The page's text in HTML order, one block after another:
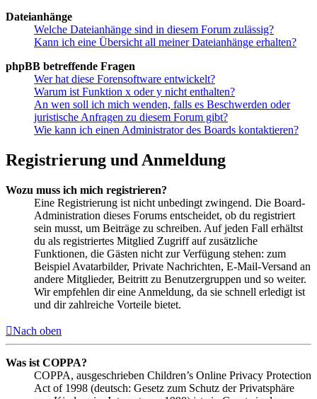
Dateianhänge
Welche Dateianhänge sind in diesem Forum zulässig?
Kann ich eine Übersicht all meiner Dateianhänge erhalten?
phpBB betreffende Fragen
Wer hat diese Forensoftware entwickelt?
Warum ist Funktion x oder y nicht enthalten?
An wen soll ich mich wenden, falls es Beschwerden oder
juristische Anfragen zu diesem Forum gibt?
Wie kann ich einen Administrator des Boards kontaktieren?
Registrierung und Anmeldung
Wozu muss ich mich registrieren?
Eine Registrierung ist nicht unbedingt zwingend. Die Board-
Administration dieses Forums entscheidet, ob du registriert
sein musst, um Beiträge zu schreiben. Auf jeden Fall erhältst
du als registriertes Mitglied Zugriff auf zusätzliche
Funktionen, die Gästen nicht zur Verfügung stehen: zum
Beispiel Avatarbilder, Private Nachrichten, E-Mail-Versand an
andere Mitglieder, Beitritt zu Benutzergruppen und so weiter.
Wir empfehlen dir eine Anmeldung, da sie schnell erledigt ist
und dir zahlreiche Vorteile bietet.
Nach oben
Was ist COPPA?
COPPA, ausgeschrieben Children’s Online Privacy Protection
Act of 1998 (deutsch: Gesetz zum Schutz der Privatsphäre